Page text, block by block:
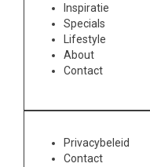
Inspiratie
Specials
Lifestyle
About
Contact
Privacybeleid
Contact